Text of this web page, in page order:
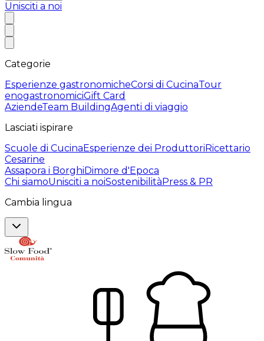
Unisciti a noi
Categorie
Esperienze gastronomicheCorsi di CucinaTour
enogastronomiciGift Card
AziendeTeam BuildingAgenti di viaggio
Lasciati ispirare
Scuole di CucinaEsperienze dei ProduttoriRicettario
Cesarine
Assapora i BorghiDimore d'Epoca
Chi siamoUnisciti a noiSostenibilitàPress & PR
Cambia lingua